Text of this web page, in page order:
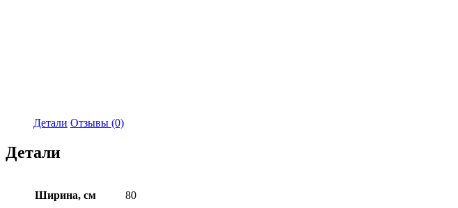
Детали Отзывы (0)
Детали
Ширина, см 80